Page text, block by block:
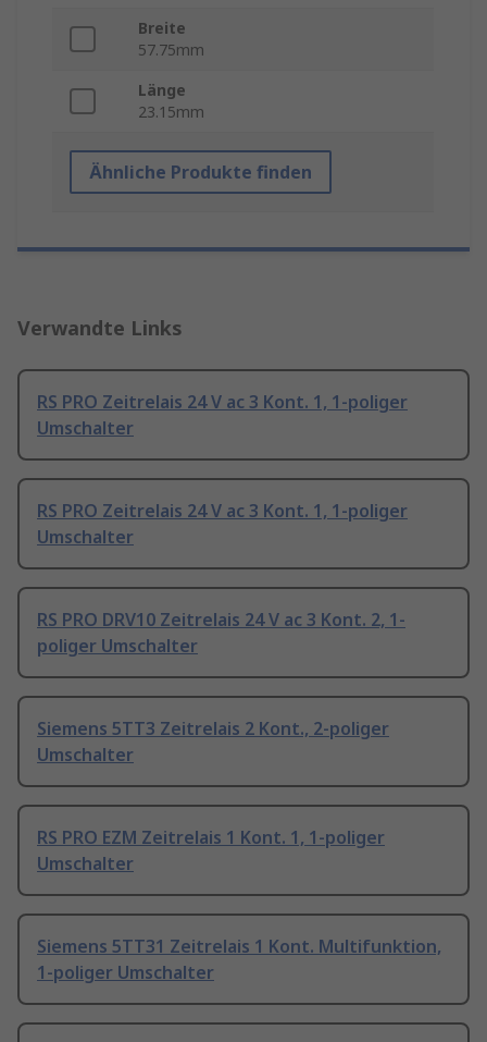
Breite
57.75mm
Länge
23.15mm
Ähnliche Produkte finden
Verwandte Links
RS PRO Zeitrelais 24 V ac 3 Kont. 1, 1-poliger
Umschalter
RS PRO Zeitrelais 24 V ac 3 Kont. 1, 1-poliger
Umschalter
RS PRO DRV10 Zeitrelais 24 V ac 3 Kont. 2, 1-
poliger Umschalter
Siemens 5TT3 Zeitrelais 2 Kont., 2-poliger
Umschalter
RS PRO EZM Zeitrelais 1 Kont. 1, 1-poliger
Umschalter
Siemens 5TT31 Zeitrelais 1 Kont. Multifunktion,
1-poliger Umschalter